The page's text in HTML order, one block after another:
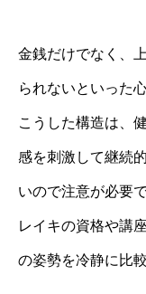
金銭だけでなく、
られないといった
こうした構造は、
感を刺激して継続
いので注意が必要で
レイキの資格や講
の姿勢を冷静に比